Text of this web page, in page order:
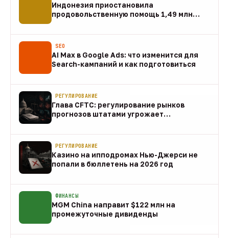
Индонезия приостановила
продовольственную помощь 1,49 млн
SEO
AI Max в Google Ads: что изменится для
Search-кампаний и как подготовиться
РЕГУЛИРОВАНИЕ
Глава CFTC: регулирование рынков
прогнозов штатами угрожает
РЕГУЛИРОВАНИЕ
Казино на ипподромах Нью-Джерси не
попали в бюллетень на 2026 год
ФИНАНСЫ
MGM China направит $122 млн на
промежуточные дивиденды